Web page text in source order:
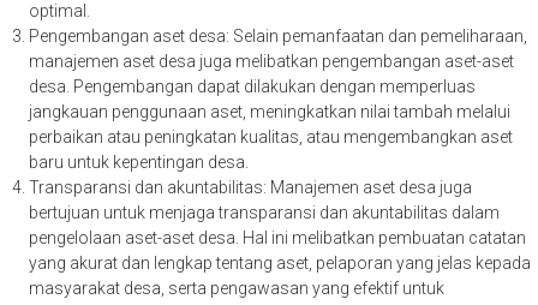
optimal.
Pengembangan aset desa: Selain pemanfaatan dan pemeliharaan,
manajemen aset desa juga melibatkan pengembangan aset-aset
desa. Pengembangan dapat dilakukan dengan memperluas
jangkauan penggunaan aset, meningkatkan nilai tambah melalui
perbaikan atau peningkatan kualitas, atau mengembangkan aset
baru untuk kepentingan desa.
Transparansi dan akuntabilitas: Manajemen aset desa juga
bertujuan untuk menjaga transparansi dan akuntabilitas dalam
pengelolaan aset-aset desa. Hal ini melibatkan pembuatan catatan
yang akurat dan lengkap tentang aset, pelaporan yang jelas kepada
masyarakat desa, serta pengawasan yang efektif untuk